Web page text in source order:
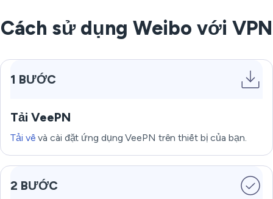
Cách sử dụng Weibo với VPN
1 BƯỚC
Tải VeePN
Tải về và cài đặt ứng dụng VeePN trên thiết bị của bạn.
2 BƯỚC